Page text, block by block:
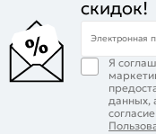
скидок!
Электронная
Я
данных,